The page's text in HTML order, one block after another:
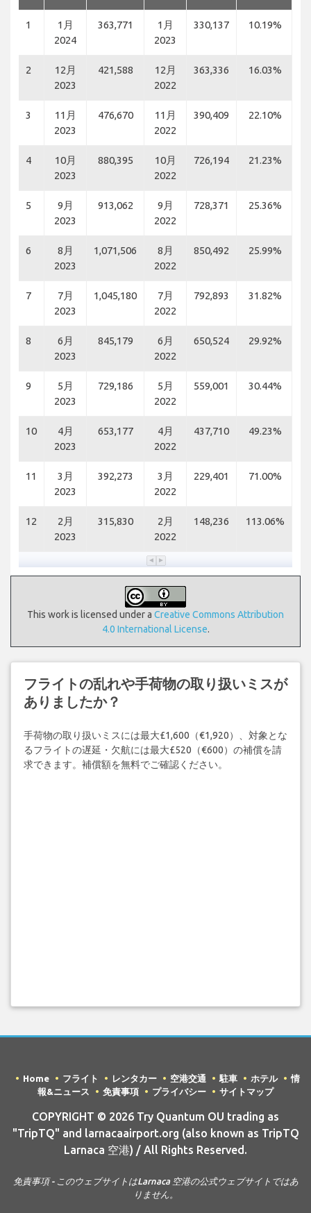
1
1月
2024
363,771
1月
2023
330,137 10.19%
2
12月
2023
421,588
12月
2022
363,336 16.03%
3
11月
2023
476,670
11月
2022
390,409 22.10%
4
10月
2023
880,395
10月
2022
726,194 21.23%
5
9月
2023
913,062
9月
2022
728,371 25.36%
6
8月
2023
1,071,506
8月
2022
850,492 25.99%
7
7月
2023
1,045,180
7月
2022
792,893 31.82%
8
6月
2023
845,179
6月
2022
650,524 29.92%
9
5月
2023
729,186
5月
2022
559,001 30.44%
10
4月
2023
653,177
4月
2022
437,710 49.23%
11
3月
2023
392,273
3月
2022
229,401 71.00%
12
2月
2023
315,830
2月
2022
148,236 113.06%
This work is licensed under a Creative Commons Attribution
4.0 International License.
フライトの乱れや手荷物の取り扱いミスが
ありましたか？
手荷物の取り扱いミスには最大£1,600（€1,920）、対象とな
るフライトの遅延・欠航には最大£520（€600）の補償を請
求できます。補償額を無料でご確認ください。
Home フライト レンタカー 空港交通 駐車 ホテル
情
報&ニュース
免責事項 プライバシー サイトマップ
COPYRIGHT © 2026 Try Quantum OU trading as
"TripTQ" and larnacaairport.org (also known as TripTQ
Larnaca 空港) / All Rights Reserved.
免責事項 - このウェブサイトはLarnaca 空港の公式ウェブサイトではあ
りません。